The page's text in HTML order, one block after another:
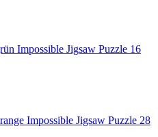
Impossible Jigsaw Puzzle 16
Impossible Jigsaw Puzzle 28